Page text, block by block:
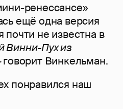
ренессансе»
ещё одна версия
почти не известна в
Винни-Пух из
говорит Винкельман.
понравился наш